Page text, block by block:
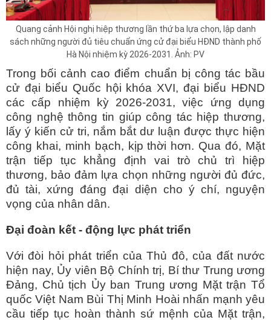
Quang cảnh Hội nghị hiệp thương lần thứ ba lựa chọn, lập danh
sách những người đủ tiêu chuẩn ứng cử đại biểu HĐND thành phố
Hà Nội nhiệm kỳ 2026-2031. Ảnh: PV
Trong bối cảnh cao điểm chuẩn bị công tác bầu
cử đại biểu Quốc hội khóa XVI, đại biểu HĐND
các cấp nhiệm kỳ 2026-2031, việc ứng dụng
công nghệ thông tin giúp công tác hiệp thương,
lấy ý kiến cử tri, nắm bắt dư luận được thực hiện
công khai, minh bạch, kịp thời hơn. Qua đó, Mặt
trận tiếp tục khẳng định vai trò chủ trì hiệp
thương, bảo đảm lựa chọn những người đủ đức,
đủ tài, xứng đáng đại diện cho ý chí, nguyện
vọng của nhân dân.
Đại đoàn kết - động lực phát triển
Với đòi hỏi phát triển của Thủ đô, của đất nước
hiện nay, Ủy viên Bộ Chính trị, Bí thư Trung ương
Đảng, Chủ tịch Ủy ban Trung ương Mặt trận Tổ
quốc Việt Nam Bùi Thị Minh Hoài nhấn mạnh yêu
cầu tiếp tục hoàn thành sứ mệnh của Mặt trận,